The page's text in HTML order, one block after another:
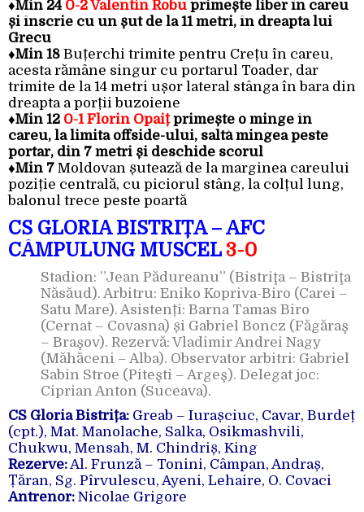
♦Min 24 0-2 Valentin Robu primește liber în careu
și înscrie cu un șut de la 11 metri, în dreapta lui
Grecu
♦Min 18 Buțerchi trimite pentru Crețu în careu,
acesta rămâne singur cu portarul Toader, dar
trimite de la 14 metri ușor lateral stânga în bara din
dreapta a porții buzoiene
♦Min 12 0-1 Florin Opaițprimește o minge în
careu, la limita offside-ului, saltă mingea peste
portar, din 7 metri și deschide scorul
♦Min 7 Moldovan șutează de la marginea careului
poziție centrală, cu piciorul stâng, la colțul lung,
balonul trece peste poartă
CS GLORIA BISTRIȚA – AFC
CÂMPULUNG MUSCEL 3-0
Stadion: ”Jean Pădureanu” (Bistriţa – Bistriţa
Năsăud). Arbitru: Eniko Kopriva-Biro (Carei –
Satu Mare). Asistenți: Barna Tamas Biro
(Cernat – Covasna) și Gabriel Boncz (Făgăraş
– Braşov). Rezervă: Vladimir Andrei Nagy
(Măhăceni – Alba). Observator arbitri: Gabriel
Sabin Stroe (Piteşti – Argeş). Delegat joc:
Ciprian Anton (Suceava).
CS Gloria Bistrița: Greab – Iurașciuc, Cavar, Burdeț
(cpt.), Mat. Manolache, Salka, Osikmashvili,
Chukwu, Mensah, M. Chindriș, King
Rezerve:Al. Frunză – Tonini, Câmpan, Andraș,
Țăran, Sg. Pîrvulescu, Ayeni, Lehaire, O. Covaci
Antrenor: Nicolae Grigore